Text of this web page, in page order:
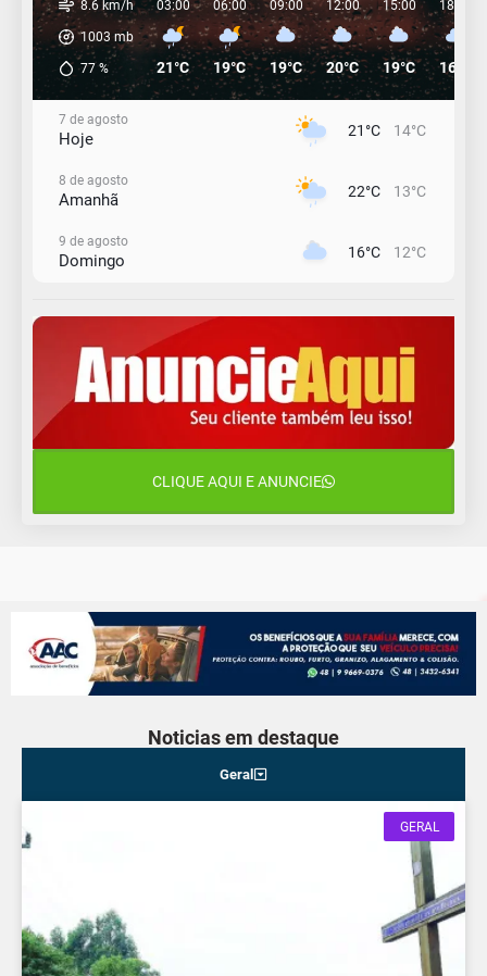
8.6 km/h
1003 mb
77 %
03:00
21°C
06:00
19°C
09:00
19°C
12:00
20°C
15:00
19°C
18:00
16°C
7 de agosto
Hoje 21°C 14°C
8 de agosto
Amanhã 22°C 13°C
9 de agosto
Domingo 16°C 12°C
Segunda-Feira 13°C 11°C
11 de agosto
Terça-Feira
CLIQUE AQUI E ANUNCIE
Noticias em destaque
Geral
GERAL